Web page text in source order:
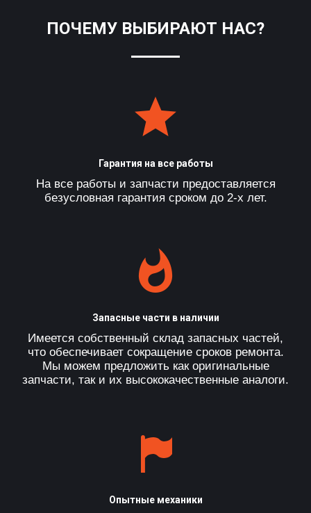
ПОЧЕМУ ВЫБИРАЮТ НАС?
Гарантия на все работы
На все работы и запчасти предоставляется
безусловная гарантия сроком до 2-х лет.
Запасные части в наличии
Имеется собственный склад запасных частей,
что обеспечивает сокращение сроков ремонта.
Мы можем предложить как оригинальные
запчасти, так и их высококачественные аналоги.
Опытные механики